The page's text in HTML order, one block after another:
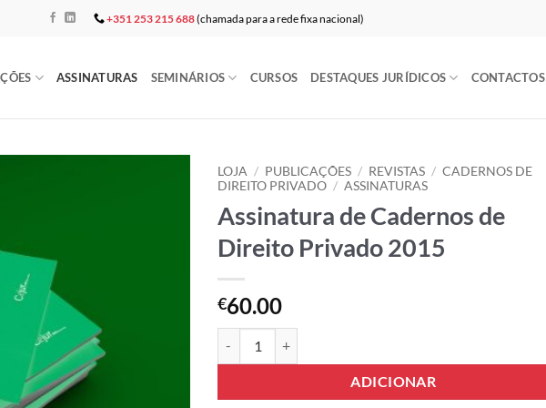
+351 253 215 688(chamada para a rede fixa nacional)
ASSINATURAS SEMINÁRIOS CURSOS DESTAQUES JURÍDICOS CONTACTOS
LOJA / PUBLICAÇÕES / REVISTAS / CADERNOS DE
DIREITO PRIVADO / ASSINATURAS
Assinatura de Cadernos de
Direito Privado 2015
€60.00
ADICIONAR